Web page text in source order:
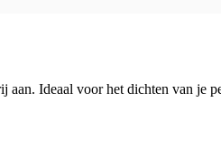
aan. Ideaal voor het dichten van je